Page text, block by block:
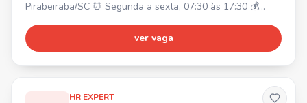
Pirabeiraba/SC ⏰ Segunda a sexta, 07:30 às 17:30 💰
Experiência comprovada. Benefícios: Refeitório próprio
(desconto R$ 3,60); Vale transporte ou ajuda de custo;
ver vaga
HR EXPERT